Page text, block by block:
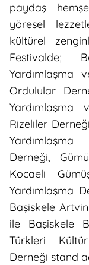
paydaş
yöresel
kültürel
Festivalde;
Yardımlaşma
Ordulular
Yardımlaşma
Rizeliler
Derneği,
Kocaeli
Yardımlaşma
Başiskele
ile Başiskele
Türkleri
Derneği stand